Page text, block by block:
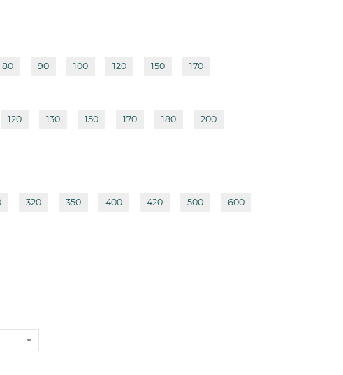
80 90 100 120 150 170
120 130 150 170 180 200
320 350 400 420 500 600